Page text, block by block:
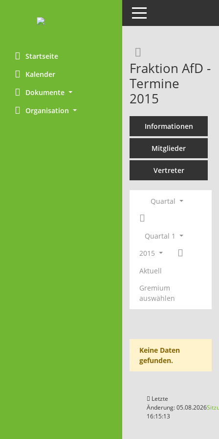
Startseite
Kalender
Dokumente
Organisation
Toggle navigation
Fraktion AfD -
Termine
2015
Informationen
Mitglieder
Vertreter
Quartal
Quartal 1
2015
Aktuell
Gremium
auswählen
Keine Daten
gefunden.
Letzte
Änderung: 05.08.2026
16:15:13